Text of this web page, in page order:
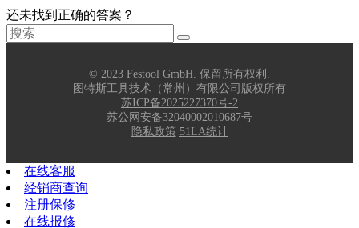
还未找到正确的答案？
© 2023 Festool GmbH. 保留所有权利.
图特斯工具技术（常州）有限公司版权所有
苏ICP备2025227370号-2
苏公网安备32040002010687号
隐私政策 51LA统计
在线客服
经销商查询
注册保修
在线报修